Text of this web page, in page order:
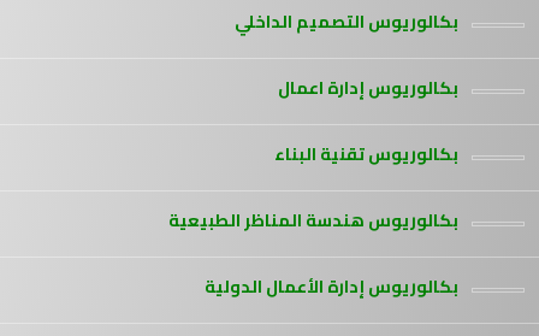
بكالوريوس التصميم الداخلي
بكالوريوس إدارة اعمال
بكالوريوس تقنية البناء
بكالوريوس هندسة المناظر الطبيعية
بكالوريوس إدارة الأعمال الدولية